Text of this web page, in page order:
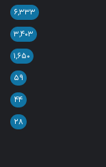
۶,۳۳۳
۳,۴۰۳
۱,۶۵۰
۵۹
۴۴
۲۸